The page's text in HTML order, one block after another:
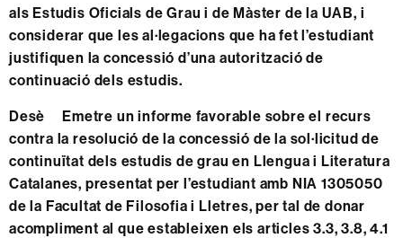
als Estudis Oficials de Grau i de Màster de la UAB, i
considerar que les al·legacions que ha fet l’estudiant
justifiquen la concessió d’una autorització de
continuació dels estudis.
Desè
Emetre un informe favorable sobre el recurs
contra la resolució de la concessió de la sol·licitud de
continuïtat dels estudis de grau en Llengua i Literatura
Catalanes, presentat per l’estudiant amb NIA 1305050
de la Facultat de Filosofia i Lletres, per tal de donar
acompliment al que estableixen els articles 3.3, 3.8, 4.1